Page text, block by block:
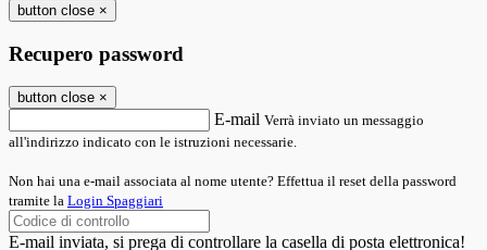
button close ×
Recupero password
button close ×
E-mail Verrà inviato un messaggio
all'indirizzo indicato con le istruzioni necessarie.
Non hai una e-mail associata al nome utente? Effettua il reset della password
tramite la Login Spaggiari
E-mail inviata, si prega di controllare la casella di posta elettronica!